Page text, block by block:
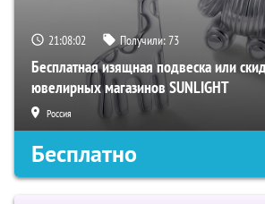
21:08:01 Получили:73
Бесплатная изящная подвеска или
ювелирных магазинов SUNLIGHT
Россия
Бесплатно